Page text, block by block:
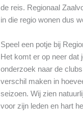
de reis. Regionaal
in die regio wonen dus
Speel een potje bij
Het komt er op neer dat
onderzoek naar de
verschil maken in
seizoen. Wij zien
voor zijn leden en hart